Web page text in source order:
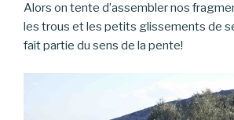
Alors on tente d’assembler nos
les trous et les petits glissements de
fait partie du sens de la pente!